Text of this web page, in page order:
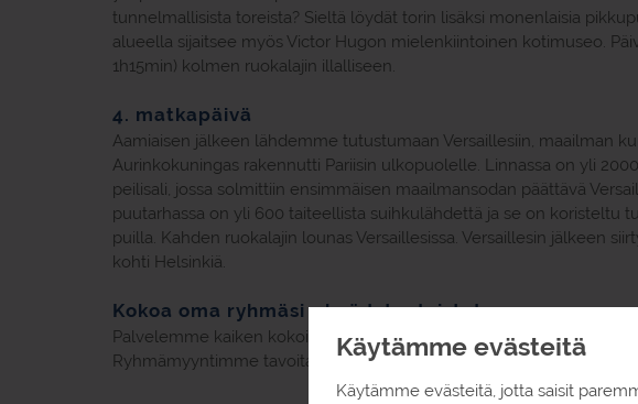
Käytämme evästeitä
Käytämme evästeitä, jotta saisit
tunnelmallisista toreista? Sieltä löydät torin lisäksi monenlaisia
alueella sijaitsee myös Victor Hugon mielenkiintoinen kotimuseo.
1h15min) kolmen ruokalajin illalliseen.
4. matkapäivä
Aamiaisen jälkeen lähdemme tutustumaan Versaillesiin, maailman
Aurinkokuningas rakennutti Pariisin ulkopuolelle. Linnassa on yli
peilisali, jossa solmittiin ensimmäisen maailmansodan päättävä
puutarhassa on yli 600 taiteellista suihkulähdettä ja se on koristeltu
puilla. Kahden ruokalajin lounas Versaillesissa. Versaillesin jälkeen
kohti Helsinkiä.
Kokoa oma ryhmäsi - hyödyt eduista!
Palvelemme kaiken kokoisia ryhmiä.
Ryhmämyyntimme tavoitat numerosta 010 2323 440 -pyydä tarjous!